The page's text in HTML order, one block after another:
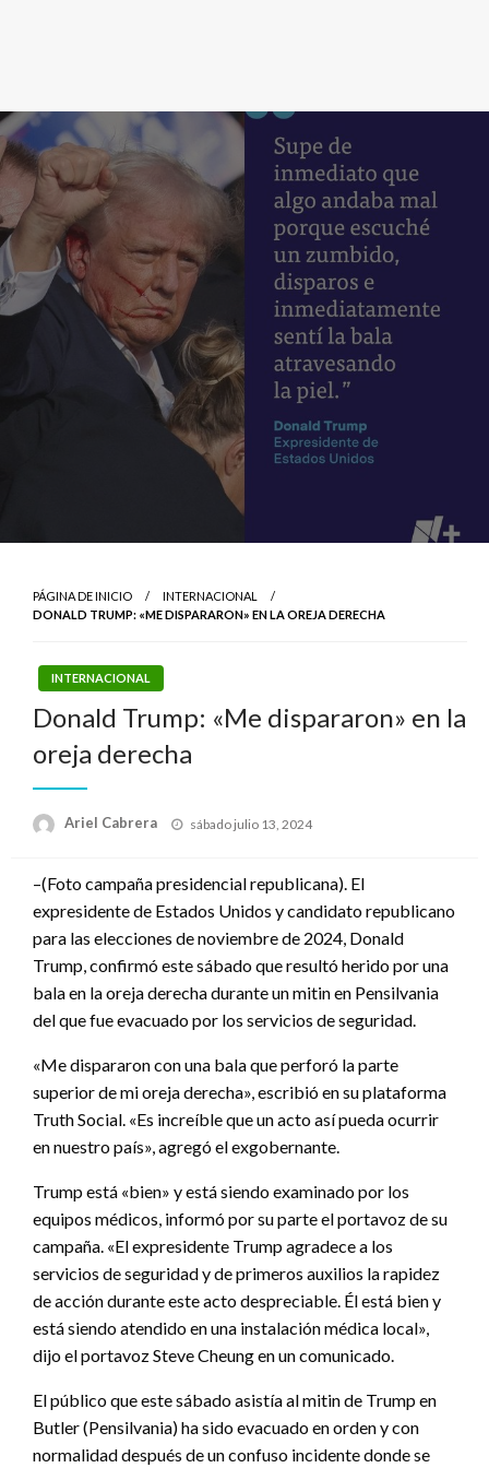
PÁGINA DE INICIO
INTERNACIONAL
DONALD TRUMP: «ME DISPARARON» EN LA OREJA DERECHA
INTERNACIONAL
Donald Trump: «Me dispararon» en la
oreja derecha
Ariel Cabrera
Publicado
sábado julio 13, 2024
–(Foto campaña presidencial republicana). El
expresidente de Estados Unidos y candidato republicano
para las elecciones de noviembre de 2024, Donald
Trump, confirmó este sábado que resultó herido por una
bala en la oreja derecha durante un mitin en Pensilvania
del que fue evacuado por los servicios de seguridad.
«Me dispararon con una bala que perforó la parte
superior de mi oreja derecha», escribió en su plataforma
Truth Social. «Es increíble que un acto así pueda ocurrir
en nuestro país», agregó el exgobernante.
Trump está «bien» y está siendo examinado por los
equipos médicos, informó por su parte el portavoz de su
campaña. «El expresidente Trump agradece a los
servicios de seguridad y de primeros auxilios la rapidez
de acción durante este acto despreciable. Él está bien y
está siendo atendido en una instalación médica local»,
dijo el portavoz Steve Cheung en un comunicado.
El público que este sábado asistía al mitin de Trump en
Butler (Pensilvania) ha sido evacuado en orden y con
normalidad después de un confuso incidente donde se